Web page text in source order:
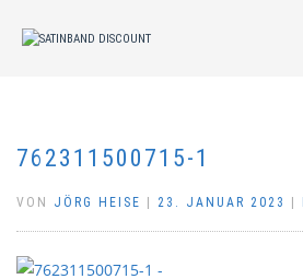
762311500715-1
VON JÖRG HEISE 23. JANUAR 2023